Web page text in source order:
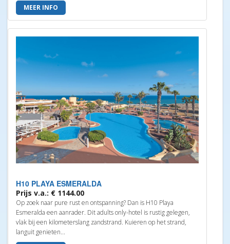
MEER INFO
H10 PLAYA ESMERALDA
Prijs v.a.: € 1144.00
Op zoek naar pure rust en ontspanning? Dan is H10 Playa
Esmeralda een aanrader. Dit adults only-hotel is rustig gelegen,
vlak bij een kilometerslang zandstrand. Kuieren op het strand,
languit genieten...